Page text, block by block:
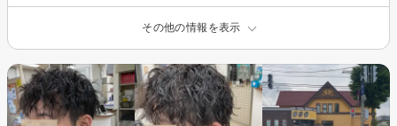
その他の情報を表示